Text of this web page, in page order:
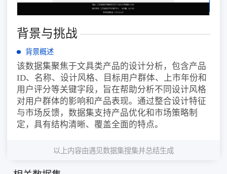
背景与挑战
背景概述
该数据集聚焦于文具类产品的设计分析，包含产品
ID、名称、设计风格、目标用户群体、上市年份和
用户评分等关键字段，旨在帮助分析不同设计风格
对用户群体的影响和产品表现。通过整合设计特征
与市场反馈，数据集支持产品优化和市场策略制
定，具有结构清晰、覆盖全面的特点。
以上内容由遇见数据集搜集并总结生成